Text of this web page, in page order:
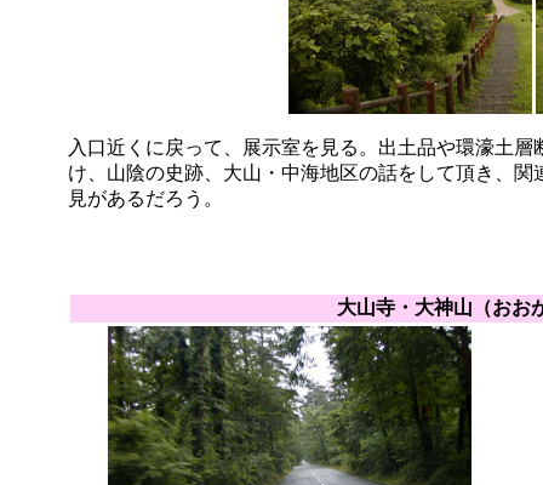
入口近くに戻って、展示室を見る。出土品や環濠土
け、山陰の史跡、大山・中海地区の話をして頂き、
見があるだろう。
大山寺・大神山（おお